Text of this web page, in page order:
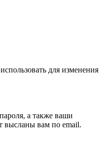
для изменения
а также ваши
высланы вам по email.